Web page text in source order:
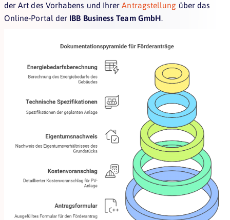
der Art des Vorhabens und IhrerAntragstellung über das
Online‑Portal der IBB Business Team GmbH.